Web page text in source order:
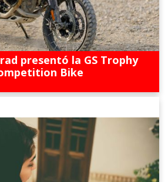
presentó la GS Trophy
Bike